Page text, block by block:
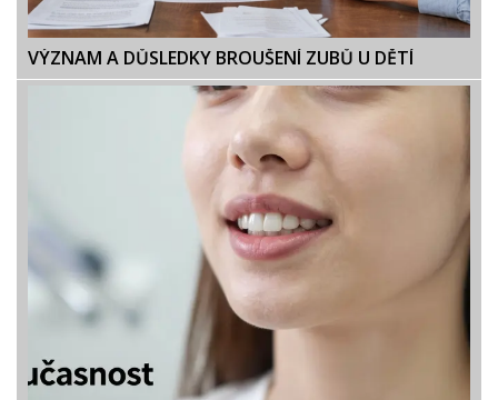
VÝZNAM A DŮSLEDKY BROUŠENÍ ZUBŮ U DĚTÍ